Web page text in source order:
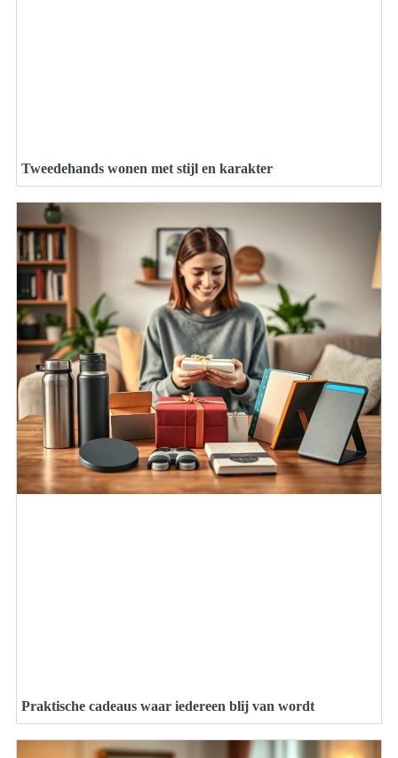
Tweedehands wonen met stijl en karakter
Praktische cadeaus waar iedereen blij van wordt